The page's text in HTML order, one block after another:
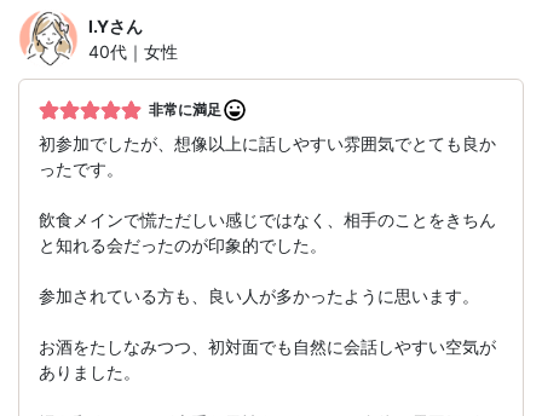
I.Yさん
40代｜女性
非常に満足
初参加でしたが、想像以上に話しやすい雰囲気でとても良か
ったです。
飲食メインで慌ただしい感じではなく、相手のことをきちん
と知れる会だったのが印象的でした。
参加されている方も、良い人が多かったように思います。
お酒をたしなみつつ、初対面でも自然に会話しやすい空気が
ありました。